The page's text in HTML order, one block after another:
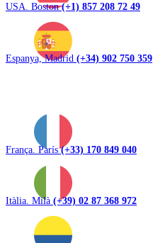
USA. Boston(+1) 857 208 72 49
Espanya, Madrid (+34) 902 750 359
França. París(+33) 170 849 040
Itàlia. Milà (+39) 02 87 368 972